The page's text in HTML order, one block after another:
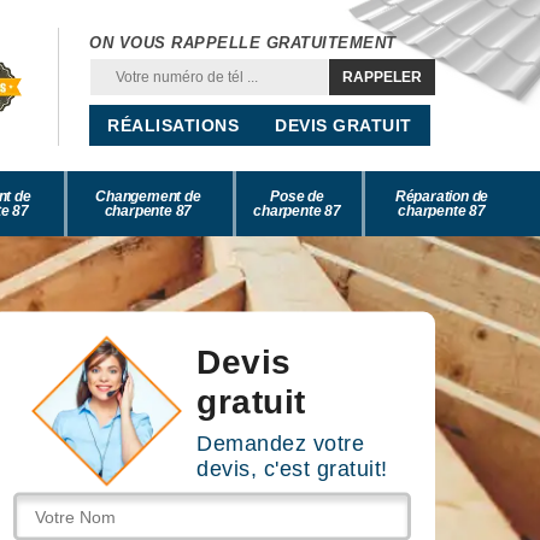
ON VOUS RAPPELLE GRATUITEMENT
RÉALISATIONS DEVIS GRATUIT
de
87
Changement de
charpente 87
Pose de
charpente 87
Réparation de
charpente 87
Devis
gratuit
Demandez votre
devis, c'est gratuit!